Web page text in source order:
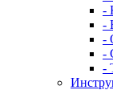
-
-
-
-
-